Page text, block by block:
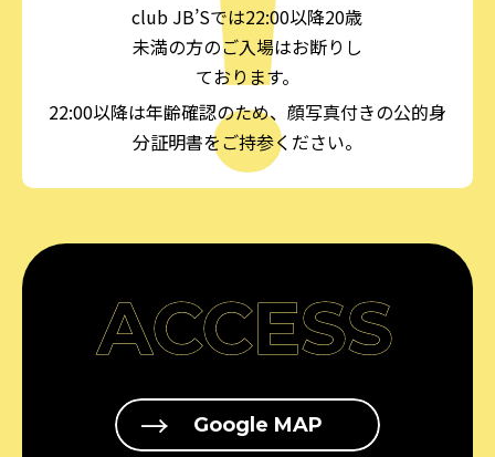
club JB’Sでは22:00以降20歳
未満の方のご入場はお断りし
ております。
22:00以降は年齢確認のため、顔写真付きの公的身
分証明書をご持参ください。
ACCESS
Google MAP